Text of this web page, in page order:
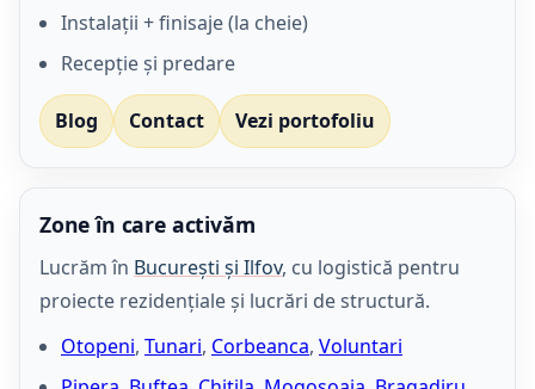
Instalații + finisaje (la cheie)
Recepție și predare
Blog Contact Vezi portofoliu
Zone în care activăm
Lucrăm în București și Ilfov, cu logistică pentru
proiecte rezidențiale și lucrări de structură.
Otopeni, Tunari, Corbeanca, Voluntari